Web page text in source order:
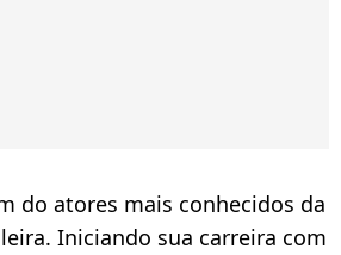
do atores mais conhecidos da
Iniciando sua carreira com